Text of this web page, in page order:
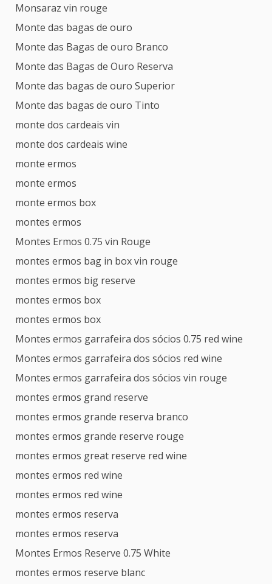
Monsaraz vin rouge
Monte das bagas de ouro
Monte das Bagas de ouro Branco
Monte das Bagas de Ouro Reserva
Monte das bagas de ouro Superior
Monte das bagas de ouro Tinto
monte dos cardeais vin
monte dos cardeais wine
monte ermos
monte ermos
monte ermos box
montes ermos
Montes Ermos 0.75 vin Rouge
montes ermos bag in box vin rouge
montes ermos big reserve
montes ermos box
montes ermos box
Montes ermos garrafeira dos sócios 0.75 red wine
Montes ermos garrafeira dos sócios red wine
Montes ermos garrafeira dos sócios vin rouge
montes ermos grand reserve
montes ermos grande reserva branco
montes ermos grande reserve rouge
montes ermos great reserve red wine
montes ermos red wine
montes ermos red wine
montes ermos reserva
montes ermos reserva
Montes Ermos Reserve 0.75 White
montes ermos reserve blanc